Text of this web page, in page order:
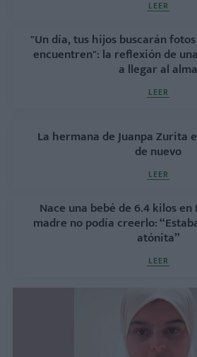
LEER
"Un día, tus hijos buscarán
encuentren": la reflexión de
a llegar al alma
LEER
La hermana de Juanpa Zurita
de nuevo
LEER
Nace una bebé de 6.4 kilos en
madre no podía creerlo:
atónita”
LEER